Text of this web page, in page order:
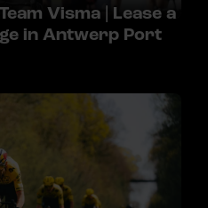
Visma | Lease a
in Antwerp Port